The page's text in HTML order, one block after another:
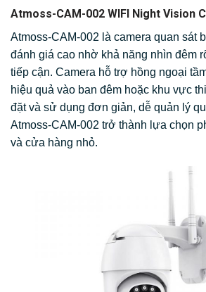
Atmoss-CAM-002 WIFI Night Vision
Atmoss-CAM-002 là camera quan sát
đánh giá cao nhờ khả năng nhìn đêm
tiếp cận. Camera hỗ trợ hồng ngoại
hiệu quả vào ban đêm hoặc khu vực
đặt và sử dụng đơn giản, dễ quản lý
Atmoss-CAM-002 trở thành lựa chọn
và cửa hàng nhỏ.